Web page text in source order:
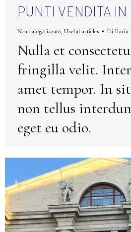
PUNTI VENDITA
Non categorizzato, Useful articles Di Ilaria
Nulla et
fringilla velit.
amet tempor. In
non tellus
eget eu odio.